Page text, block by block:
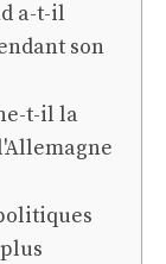
a-t-il
son
t-il la